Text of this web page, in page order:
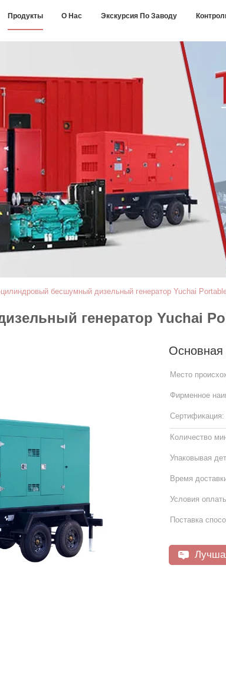
Продукты О Нас Экскурсия По Заводу
бесшумный дизельный генератор Yuchai
генератор Yuchai
Место
Фирменное
Сертификация:
Количество
Упаковывая
Время
Условия
Поставка